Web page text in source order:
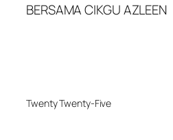
BERSAMA CIKGU AZLEEN
Twenty Twenty-Five